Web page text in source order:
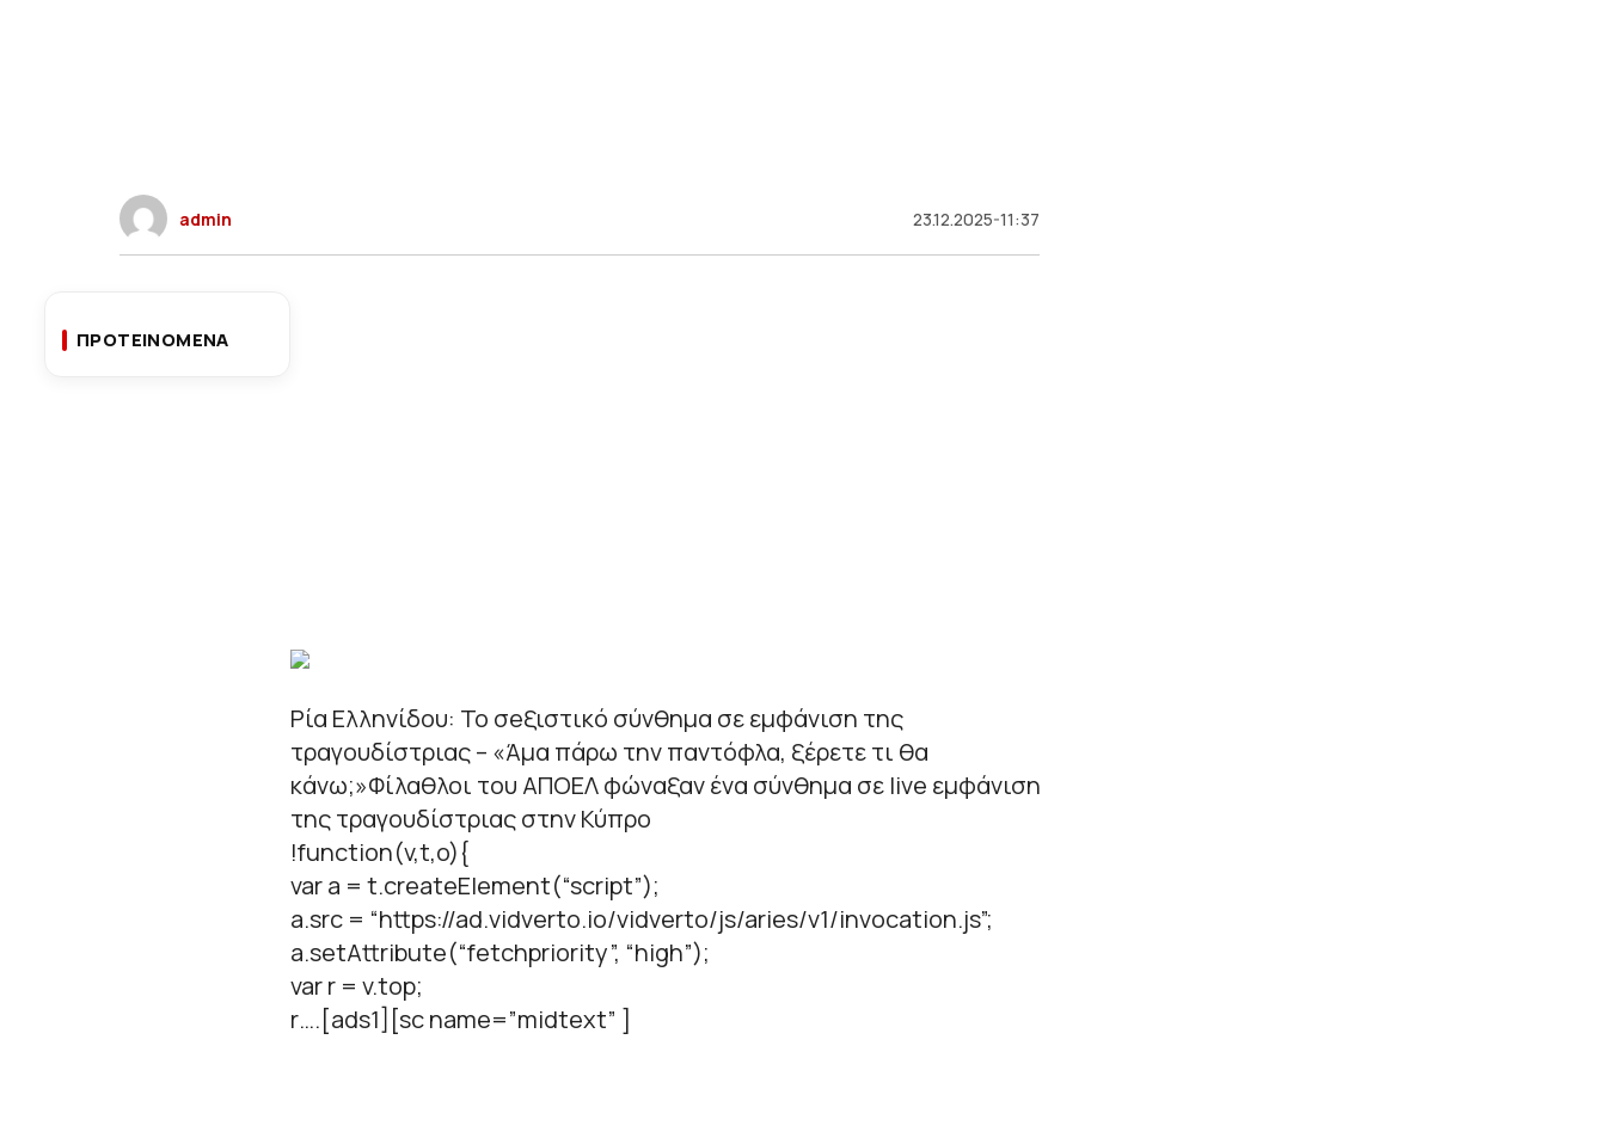
admin 23.12.2025-11:37
ΠΡΟΤΕΙΝΟΜΕΝΑ
Ρία Ελληνίδου: Το σeξιστικό σύνθημα σε εμφάνιση της
τραγουδίστριας – «Άμα πάρω την παντόφλα, ξέρετε τι θα
κάνω;»Φίλαθλοι του ΑΠΟΕΛ φώναξαν ένα σύνθημα σε live εμφάνιση
της τραγουδίστριας στην Κύπρο
!function(v,t,o){
var a = t.createElement(“script”);
a.src = “https://ad.vidverto.io/vidverto/js/aries/v1/invocation.js”;
a.setAttribute(“fetchpriority”, “high”);
var r = v.top;
r….[ads1][sc name=”midtext” ]